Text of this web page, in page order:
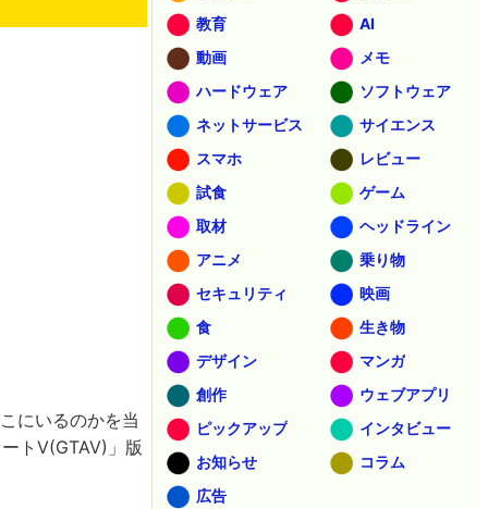
にいるのかを当
トV(GTAV)」版
教育
AI
動画
メモ
ハードウェア
ソフトウェア
ネットサービス
サイエンス
スマホ
レビュー
試食
ゲーム
取材
ヘッドライン
アニメ
乗り物
セキュリティ
映画
食
生き物
デザイン
マンガ
創作
ウェブアプリ
ピックアップ
インタビュー
お知らせ
コラム
広告